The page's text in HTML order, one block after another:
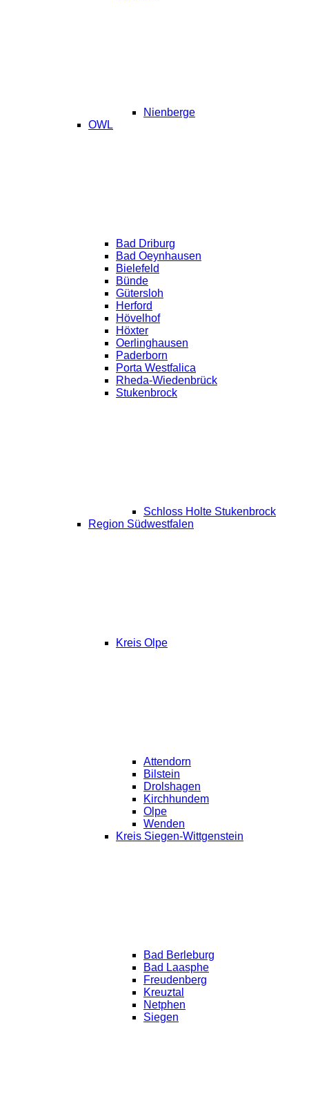
Nienberge
OWL
Bad Driburg
Bad Oeynhausen
Bielefeld
Bünde
Gütersloh
Herford
Hövelhof
Höxter
Oerlinghausen
Paderborn
Porta Westfalica
Rheda-Wiedenbrück
Stukenbrock
Schloss Holte Stukenbrock
Region Südwestfalen
Kreis Olpe
Attendorn
Bilstein
Drolshagen
Kirchhundem
Olpe
Wenden
Kreis Siegen-Wittgenstein
Bad Berleburg
Bad Laasphe
Freudenberg
Kreuztal
Netphen
Siegen